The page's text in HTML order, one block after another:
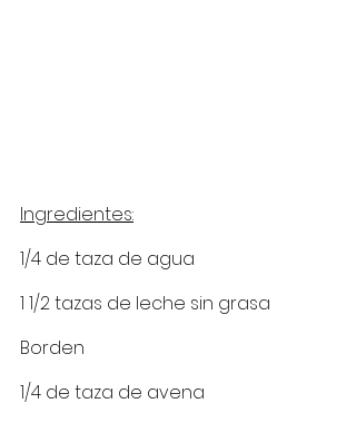
Ingredientes:
1/4 de taza de agua
1 1/2 tazas de leche sin grasa
Borden
1/4 de taza de avena